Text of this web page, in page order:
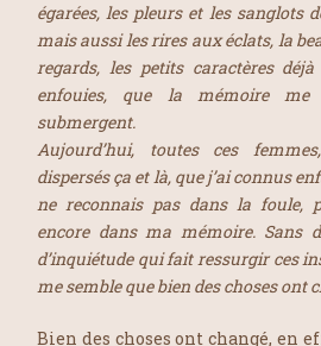
égarées, les pleurs et les sanglots
mais aussi les rires aux éclats, la
regards, les petits caractères
enfouies, que la mémoire
submergent.
Aujourd’hui, toutes ces
dispersés ça et là, que j’ai connus
ne reconnais pas dans la foule,
encore dans ma mémoire. Sans
d’inquiétude qui fait ressurgir ces
me semble que bien des choses ont
Bien des choses ont changé, en